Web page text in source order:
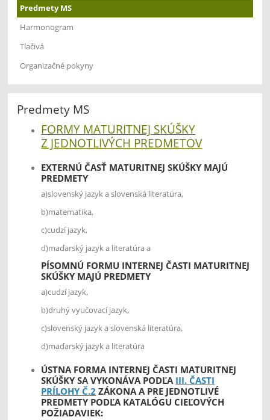
Predmety MS
Harmonogram
Tlačivá
Organizačné pokyny
Predmety MS
FORMY MATURITNEJ SKÚŠKY
Z JEDNOTLIVÝCH PREDMETOV
EXTERNÚ ČASŤ MATURITNEJ SKÚŠKY MAJÚ
PREDMETY
a)slovenský jazyk a slovenská literatúra,
b)matematika,
c)cudzí jazyk,
d)maďarský jazyk a literatúra a
PÍSOMNÚ FORMU INTERNEJ ČASTI MATURITNEJ
SKÚŠKY MAJÚ PREDMETY
a)cudzí jazyk,
b)druhý vyučovací jazyk,
c)slovenský jazyk a slovenská literatúra,
d)maďarský jazyk a literatúra
ÚSTNA FORMA INTERNEJ ČASTI MATURITNEJ
SKÚŠKY SA VYKONÁVA PODĽA III. ČASTI
PRÍLOHY Č.2 ZÁKONA A PRE JEDNOTLIVÉ
PREDMETY PODĽA KATALÓGU CIEĽOVÝCH
POŽIADAVIEK: